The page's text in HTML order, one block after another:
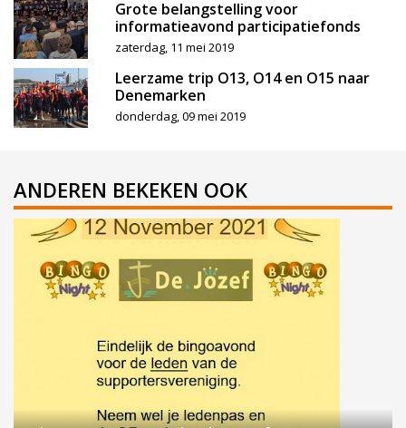
Grote belangstelling voor
informatieavond participatiefonds
zaterdag, 11 mei 2019
Leerzame trip O13, O14 en O15 naar
Denemarken
donderdag, 09 mei 2019
ANDEREN BEKEKEN OOK